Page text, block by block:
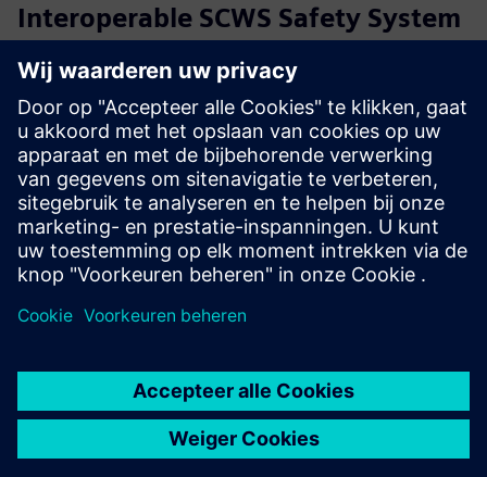
Interoperable SCWS Safety System
with EULYNX Interface
Een signaalgestuurd geautomatiseerd
waarschuwingssysteem dat tijdige, routespecifieke
waarschuwingen geeft om werkonderbrekingen te
verminderen en de onderhoudsefficiëntie te verhogen —
met gestroomlijnde beveiligingsworkflows, on...
Meer informatie